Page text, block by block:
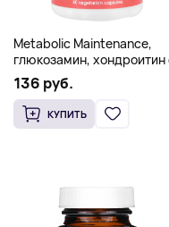
Metabolic Maintenance,
глюкозамин, хондроитин
гиалуроновой кислотой,
вегетарианских капсул
136 руб.
КУПИТЬ